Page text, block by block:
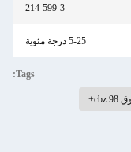
214-599-3
5-25 درجة مئوية
Tags: